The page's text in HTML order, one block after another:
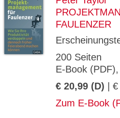
FAULENZER
200 Seiten
E-Book
€ 20,99 (D) |
Zum E-Book